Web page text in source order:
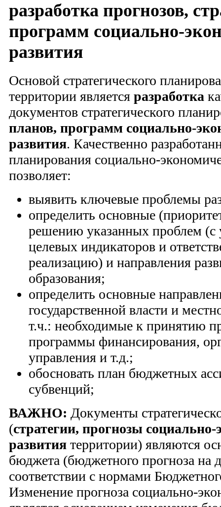
разработка прогнозов,
программ социально-
развития
Основой стратегического
территории является разработка
документов стратегического
планов, программ социально-
развития. Качественно
планирования социально-
позволяет:
выявить ключевые проблемы
определить основные
решению указанных проблем (с
целевых индикаторов и
реализацию) и направления
образования;
определить основные
государственной власти и
т.ч.: необходимые к принятию
программы финансирования,
управления и т.д.;
обосновать план бюджетных
субвенций;
ВАЖНО: Документы
(стратегии, прогнозы социально-
развития территории) являются
бюджета (бюджетного прогноза на
соответствии с нормами
Изменение прогноза социально-